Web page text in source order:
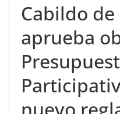
Cabildo
aprueba